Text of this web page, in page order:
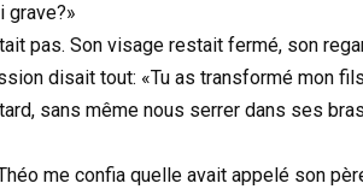
grave?»
pas. Son visage restait fermé, son
disait tout: «Tu as transformé mon
sans même nous serrer dans ses
me confia quelle avait appelé son